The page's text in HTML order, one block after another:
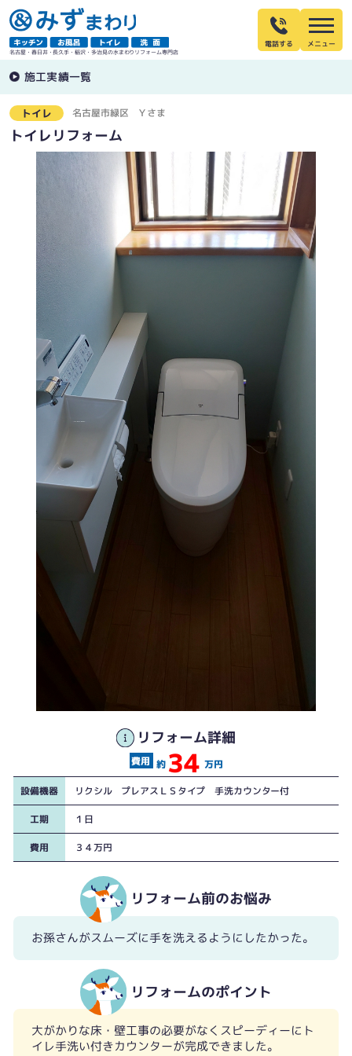
名古屋・春日井・長久手・稲沢・多治見の水まわりリフォーム専門店
電話する
施工実績一覧
トイレ 名古屋市緑区 Ｙさま
トイレリフォーム
リフォーム詳細
約 34 万円
設備機器
リクシル プレアスＬＳタイプ 手洗カウンター付
工期 １日
費用 ３４万円
リフォーム前のお悩み
お孫さんがスムーズに手を洗えるようにしたかった。
リフォームのポイント
大がかりな床・壁工事の必要がなくスピーディーにト
イレ手洗い付きカウンターが完成できました。